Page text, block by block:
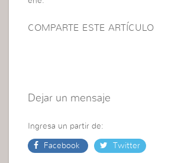
COMPARTE ESTE ARTÍCULO
Dejar un mensaje
Ingresa un partir de:
Facebook Twitter